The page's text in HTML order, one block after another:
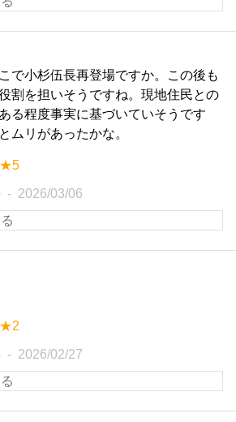
で小杉伍長再登場ですか。この後も
割を担いそうですね。現地住民との
る程度事実に基づいていそうです
ムリがあったかな。
★5
2026/03/06
★2
2026/02/27